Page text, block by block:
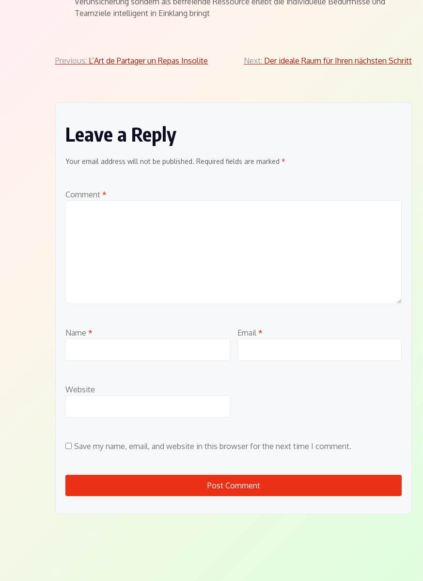
Teamziele intelligent in Einklang bringt
Post
Previous: L’Art de Partager un Repas Insolite Next: Der ideale Raum für Ihren nächsten Schritt
Leave a Reply
Your email address will not be published. Required fields are marked *
Comment *
Name * Email *
Website
Save my name, email, and website in this browser for the next time I comment.